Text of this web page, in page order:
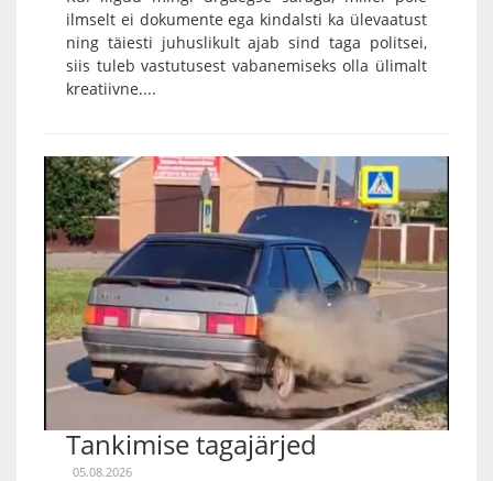
ilmselt ei dokumente ega kindalsti ka ülevaatust
ning täiesti juhuslikult ajab sind taga politsei,
siis tuleb vastutusest vabanemiseks olla ülimalt
kreatiivne....
Tankimise tagajärjed
05.08.2026